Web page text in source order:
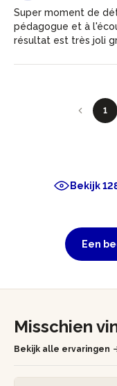
Super moment de
pédagogue et à
résultat est très joli
1
Bekijk
Een
Misschien
Bekijk alle ervaringen